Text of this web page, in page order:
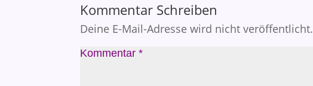
Kommentar Schreiben
Deine E-Mail-Adresse wird nicht veröffentlicht.
Kommentar*